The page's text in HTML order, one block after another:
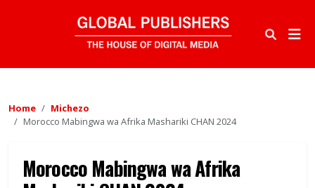
Home
Michezo
Morocco Mabingwa wa Afrika Mashariki CHAN 2024
Morocco Mabingwa wa Afrika